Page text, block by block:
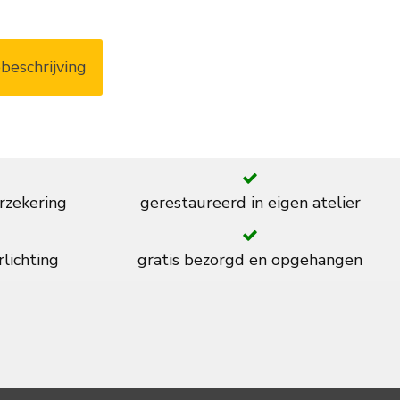
gerestaureerd in eigen atelier
gratis bezorgd en opgehangen